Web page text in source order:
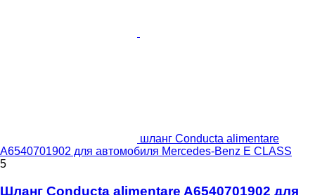
шланг Conducta alimentare
A6540701902 для автомобиля Mercedes-Benz E CLASS
5
Шланг Conducta alimentare A6540701902 для